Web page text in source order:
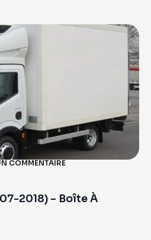
2018) – Boîte À
COMMENTAIRE